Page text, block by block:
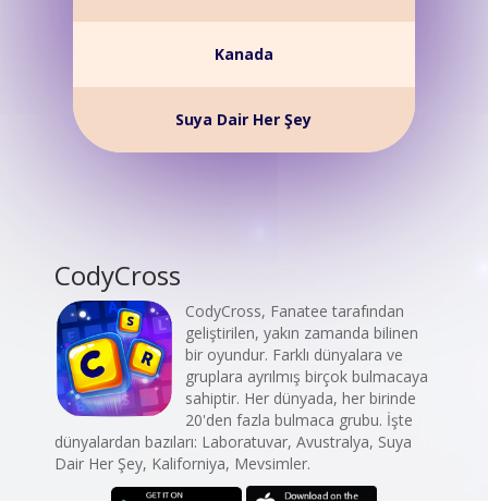
Kanada
Suya Dair Her Şey
CodyCross
CodyCross, Fanatee tarafından
geliştirilen, yakın zamanda bilinen
bir oyundur. Farklı dünyalara ve
gruplara ayrılmış birçok bulmacaya
sahiptir. Her dünyada, her birinde
20'den fazla bulmaca grubu. İşte
dünyalardan bazıları: Laboratuvar, Avustralya, Suya
Dair Her Şey, Kaliforniya, Mevsimler.